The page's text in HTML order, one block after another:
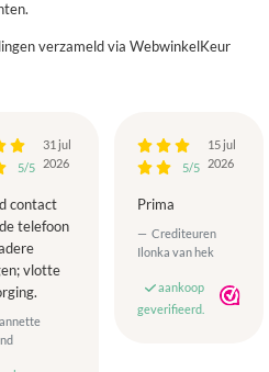
verzameld via WebwinkelKeur
5/5
31 jul
2026
contact
telefoon
vlotte
5/5
15 jul
2026
Prima
Crediteuren
Ilonka van hek
aankoop
geverifieerd.